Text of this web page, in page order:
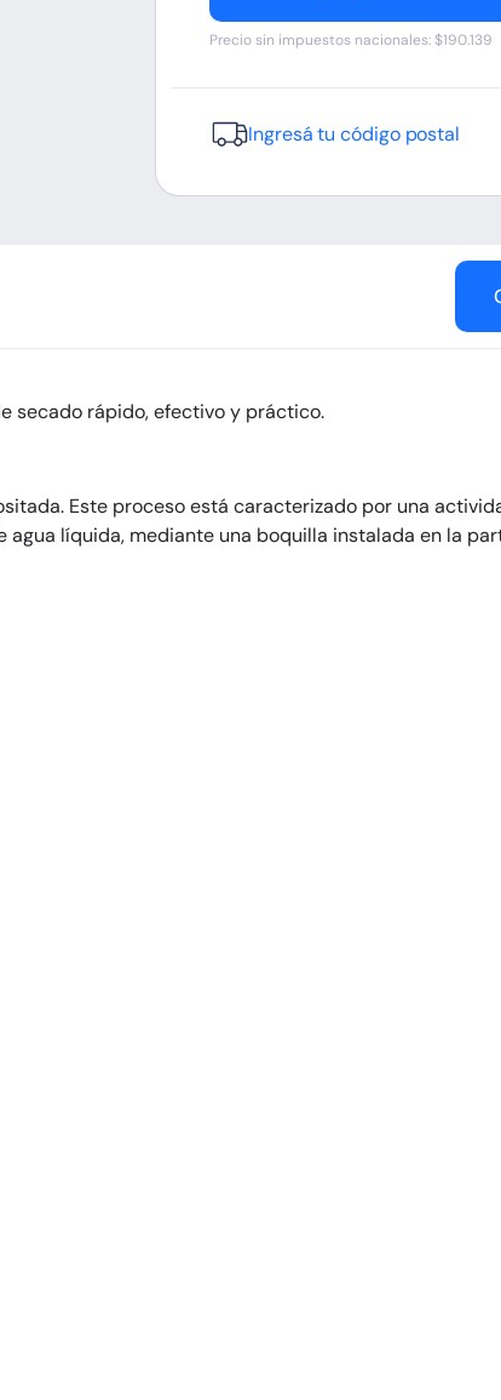
Precio sin impuestos nacionales: $190.139
Ingresá tu código postal
secado rápido, efectivo y práctico.
Este proceso está caracterizado por una
líquida, mediante una boquilla instalada en la